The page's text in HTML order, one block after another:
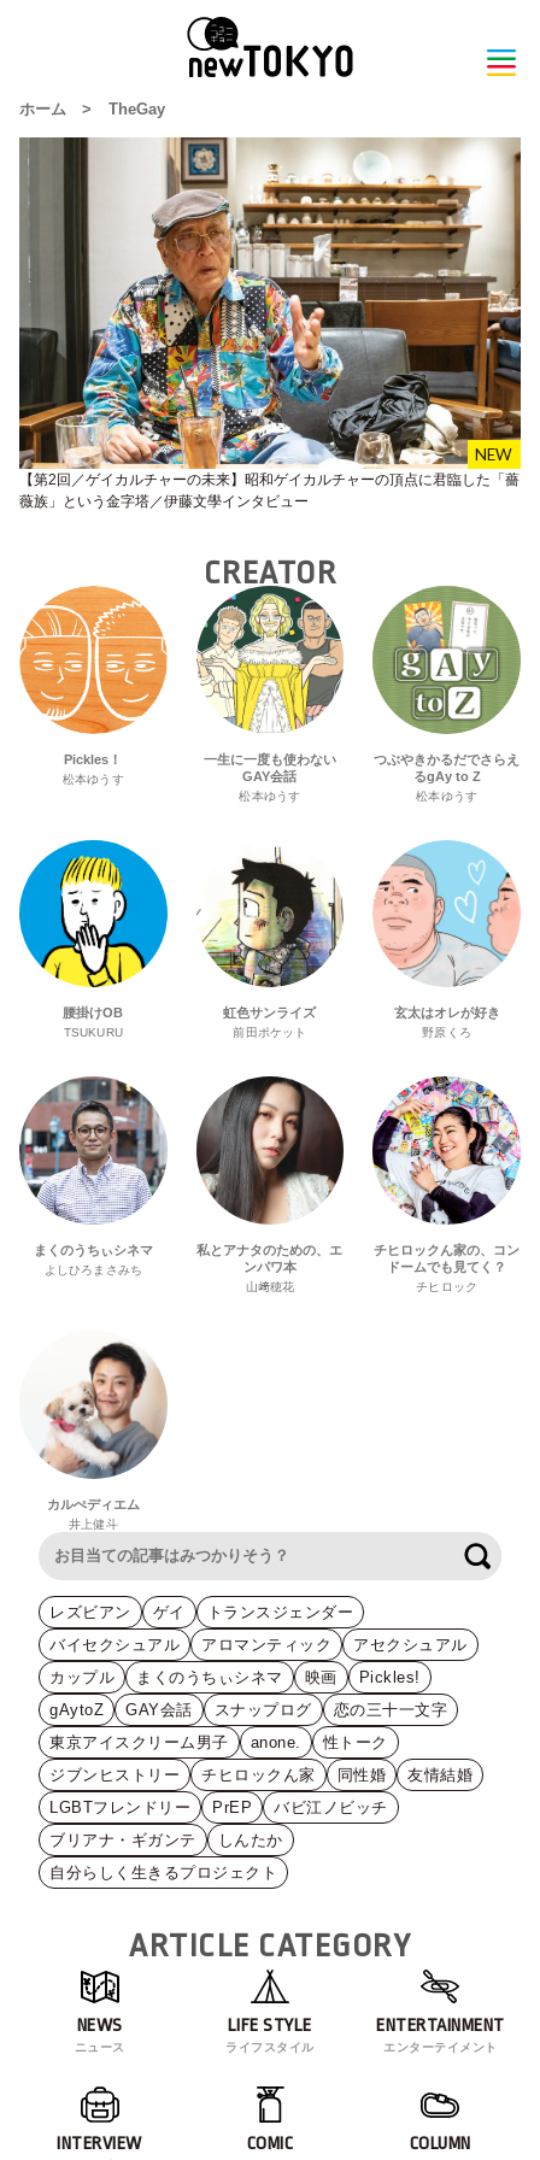
ホーム > TheGay
【第2回／ゲイカルチャーの未来】昭和ゲイカルチャーの頂点に君臨した「薔
薇族」という金字塔／伊藤文學インタビュー
CREATOR
Pickles！
松本ゆうす
一生に一度も使わない
GAY会話
松本ゆうす
つぶやきかるだでさらえ
るgAy to Z
松本ゆうす
腰掛けOB
TSUKURU
虹色サンライズ
前田ポケット
玄太はオレが好き
野原くろ
まくのうちぃシネマ
よしひろまさみち
私とアナタのための、エ
ンパワ本
山﨑穂花
チヒロックん家の、コン
ドームでも見てく？
チヒロック
カルぺディエム
井上健斗
レズビアン ゲイ
トランスジェンダー
バイセクシュアル
アロマンティック
アセクシュアル
カップル
まくのうちぃシネマ 映画
Pickles!
gAytoZ
GAY会話 スナップログ
恋の三十一文字
東京アイスクリーム男子
anone.
性トーク
ジブンヒストリー
チヒロックん家 同性婚
友情結婚
LGBTフレンドリー
PrEP
バビ江ノビッチ
ブリアナ・ギガンテ
しんたか
自分らしく生きるプロジェクト
ARTICLE CATEGORY
NEWS
ニュース
LIFE STYLE
ライフスタイル
ENTERTAINMENT
エンターテイメント
INTERVIEW COMIC COLUMN